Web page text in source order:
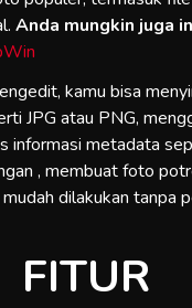
Anda mungkin juga
kamu bisa
JPG atau PNG,
informasi metadata
, membuat foto
dilakukan tanpa
FITUR